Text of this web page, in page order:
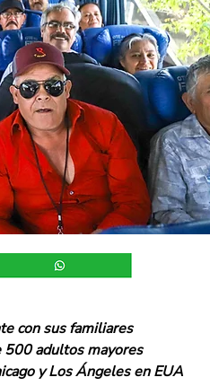
con sus familiares
500 adultos mayores
y Los Ángeles en EUA